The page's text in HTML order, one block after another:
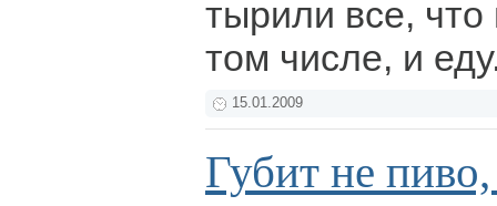
тырили все, что
том числе, и
15.01.2009
Губит не